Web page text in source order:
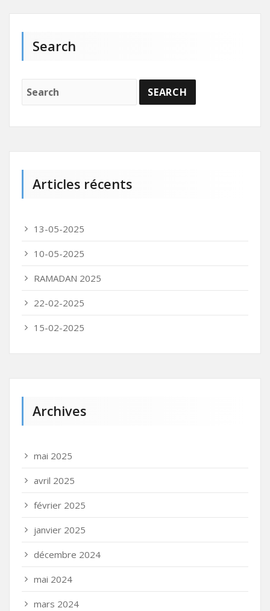
Search
Articles récents
13-05-2025
10-05-2025
RAMADAN 2025
22-02-2025
15-02-2025
Archives
mai 2025
avril 2025
février 2025
janvier 2025
décembre 2024
mai 2024
mars 2024